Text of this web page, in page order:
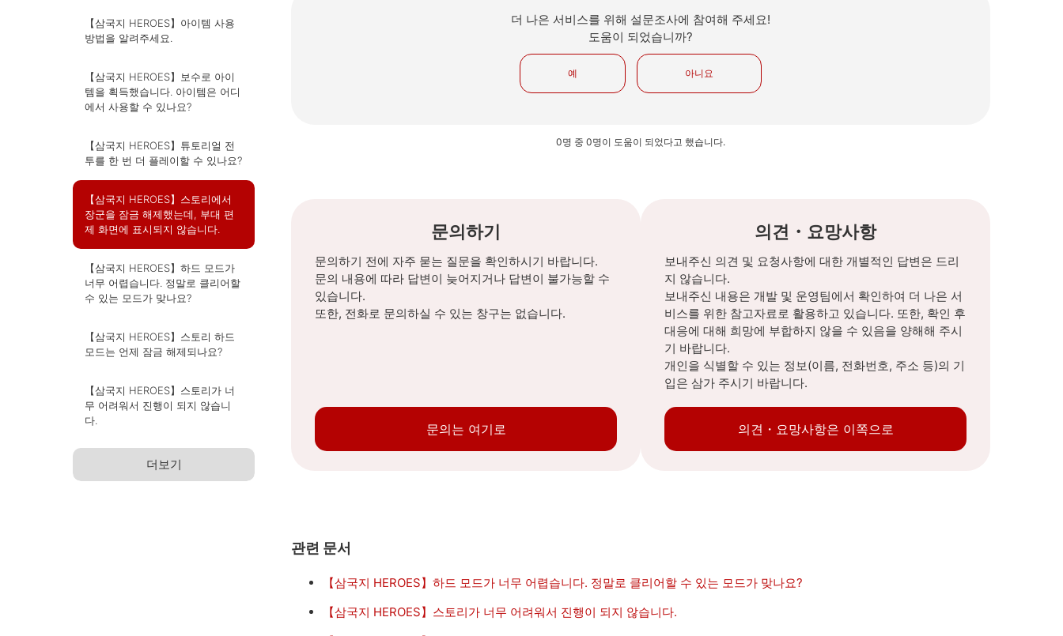
【삼국지 HEROES】아이템 사용
방법을 알려주세요.
【삼국지 HEROES】보수로 아이
템을 획득했습니다. 아이템은 어디
에서 사용할 수 있나요?
【삼국지 HEROES】튜토리얼 전
투를 한 번 더 플레이할 수 있나요?
【삼국지 HEROES】스토리에서
장군을 잠금 해제했는데, 부대 편
제 화면에 표시되지 않습니다.
【삼국지 HEROES】하드 모드가
너무 어렵습니다. 정말로 클리어할
수 있는 모드가 맞나요?
【삼국지 HEROES】스토리 하드
모드는 언제 잠금 해제되나요?
【삼국지 HEROES】스토리가 너
무 어려워서 진행이 되지 않습니
다.
더보기
더 나은 서비스를 위해 설문조사에 참여해 주세요!
도움이 되었습니까?
예 아니요
0명 중 0명이 도움이 되었다고 했습니다.
문의하기
문의하기 전에 자주 묻는 질문을 확인하시기 바랍니다.
문의 내용에 따라 답변이 늦어지거나 답변이 불가능할 수
있습니다.
또한, 전화로 문의하실 수 있는 창구는 없습니다.
문의는 여기로
의견・요망사항
보내주신 의견 및 요청사항에 대한 개별적인 답변은 드리
지 않습니다.
보내주신 내용은 개발 및 운영팀에서 확인하여 더 나은 서
비스를 위한 참고자료로 활용하고 있습니다. 또한, 확인 후
대응에 대해 희망에 부합하지 않을 수 있음을 양해해 주시
기 바랍니다.
개인을 식별할 수 있는 정보(이름, 전화번호, 주소 등)의 기
입은 삼가 주시기 바랍니다.
의견・요망사항은 이쪽으로
관련 문서
【삼국지 HEROES】하드 모드가 너무 어렵습니다. 정말로 클리어할 수 있는 모드가 맞나요?
【삼국지 HEROES】스토리가 너무 어려워서 진행이 되지 않습니다.